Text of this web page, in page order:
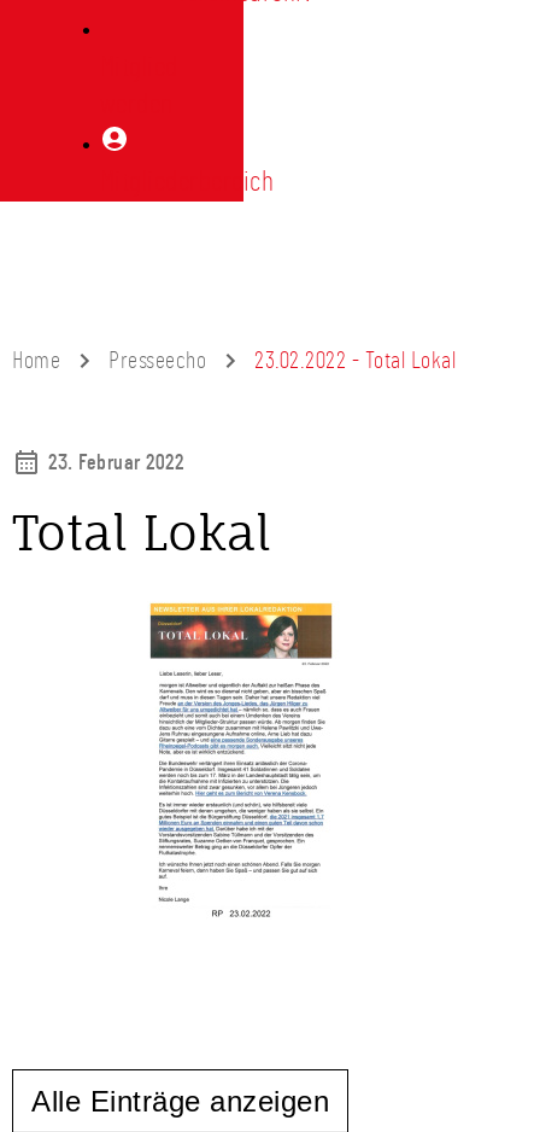
Mitgliederbereich
Home Presseecho 23.02.2022 - Total Lokal
23. Februar 2022
Total Lokal
Alle Einträge anzeigen